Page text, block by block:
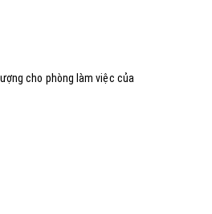
cho phòng làm việc của